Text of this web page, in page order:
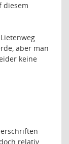
diesem
aber man
keine
relativ